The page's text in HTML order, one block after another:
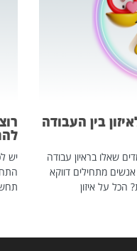
בין העבודה
שאלו בראיון עבודה
מתחילים דווקא
הכל על איזון
יש